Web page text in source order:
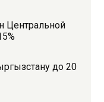
Центральной
до 20